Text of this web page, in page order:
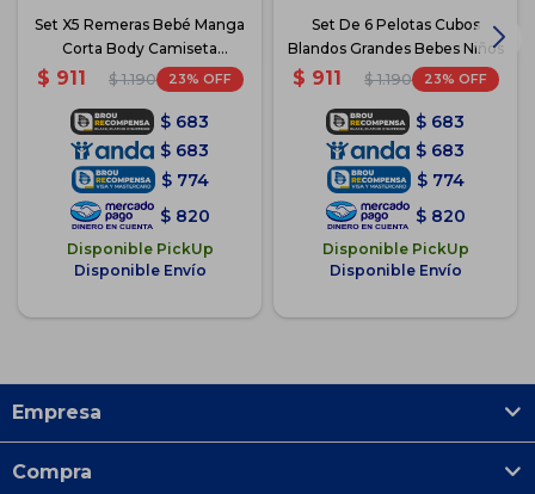
Set X5 Remeras Bebé Manga
Corta Body Camiseta
Algodón - Azul
$ 911 $ 1.190 23
$ 683
$ 683
$ 774
$ 820
Disponible PickUp
Disponible Envío
Set De 6 Pelotas Cubos
Blandos Grandes Bebes Niños
$ 911 $ 1.190 23
$ 683
$ 683
$ 774
$ 820
Disponible PickUp
Disponible Envío
Empresa
Compra